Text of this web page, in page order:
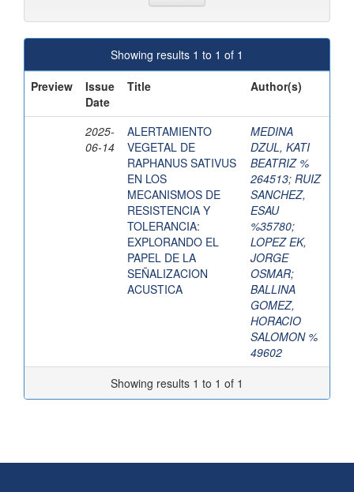
Showing results 1 to 1 of 1
Preview
Issue
Date
Title Author(s)
2025-
06-14
ALERTAMIENTO
VEGETAL DE
RAPHANUS SATIVUS
EN LOS
MECANISMOS DE
RESISTENCIA Y
TOLERANCIA:
EXPLORANDO EL
PAPEL DE LA
SEÑALIZACION
ACUSTICA
MEDINA
DZUL, KATI
BEATRIZ %
264513; RUIZ
SANCHEZ,
ESAU
%35780;
LOPEZ EK,
JORGE
OSMAR;
BALLINA
GOMEZ,
HORACIO
SALOMON %
49602
Showing results 1 to 1 of 1